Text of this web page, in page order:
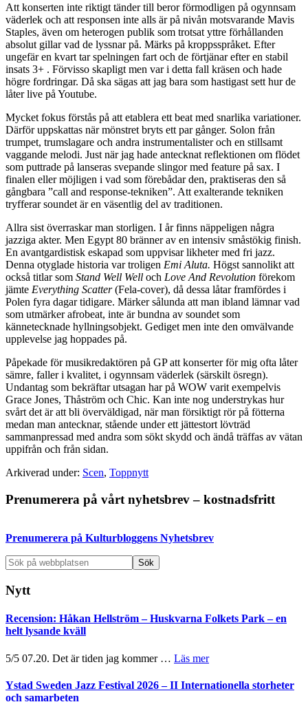
Att konserten inte riktigt tänder till beror förmodligen på ogynnsam
väderlek och att responsen inte alls är på nivån motsvarande Mavis
Staples, även om heterogen publik som trotsat yttre förhållanden
absolut gillar vad de lyssnar på. Märks på kroppsspråket. Efter
ungefär en kvart tar spelningen fart och de förtjänar efter en stabil
insats 3+ . Förvisso skapligt men var i detta fall kräsen och hade
högre fordringar. Då ska sägas att jag bara som hastigast sett hur de
låter live på Youtube.
Mycket fokus förstås på att etablera ett beat med snarlika variationer.
Därför uppskattas när mönstret bryts ett par gånger. Solon från
trumpet, trumslagare och andra instrumentalister och en stillsamt
vaggande melodi. Just när jag hade antecknat reflektionen om flödet
som puttrade på lanseras svepande slingor med feature på sax. I
finalen eller möjligen i vad som förebådar den, praktiseras den så
gångbara ”call and response-tekniken”. Att exalterande tekniken
tryfferar soundet är en väsentlig del av traditionen.
Allra sist överraskar man storligen. I år finns näppeligen några
jazziga akter. Men Egypt 80 bränner av en intensiv småstökig finish.
En avantgardistisk eskapad som uppvisar likheter med fri jazz.
Denna otyglade historia var troligen Emi Aluta. Högst sannolikt att
också titlar som Stand Well Well och Love And Revolution förekom
jämte Everything Scatter(Fela-cover), då dessa låtar framfördes i
Polen fyra dagar tidigare. Märker sålunda att man ibland lämnar vad
som utmärker afrobeat, inte är bundna av soundet som
kännetecknade hyllningsobjekt. Gediget men inte den omvälvande
upplevelse jag hoppades på.
Påpekade för musikredaktören på GP att konserter för mig ofta låter
sämre, faller i kvalitet, i ogynnsam väderlek (särskilt ösregn).
Undantag som bekräftar utsagan har på WOW varit exempelvis
Grace Jones, Thåström och Chic. Kan inte nog understrykas hur
svårt det är att bli överväldigad, när man försiktigt rör på fötterna
medan man antecknar, stående under ett jättestort lövträd
sammanpressad med andra som sökt skydd och ändå träffas av vätan
uppifrån och från sidan.
Arkiverad under: Scen, Toppnytt
Primärt
Prenumerera på vårt nyhetsbrev – kostnadsfritt
Prenumerera på Kulturbloggens Nyhetsbrev
Sök
på
webbplatsen
Nytt
Recension: Håkan Hellström – Huskvarna Folkets Park – en
helt lysande kväll
5/5 07.20. Det är tiden jag kommer … Läs merom
Håkan
Ystad Sweden Jazz Festival 2026 – II Internationella storheter
och samarbeten